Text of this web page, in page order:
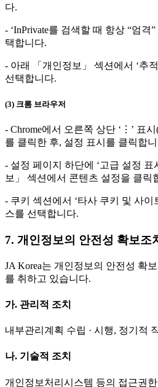
다.
- ‘InPrivate를 검색할 때 항상 “엄격
택합니다.
- 아래 「개인정보」 섹션에서 ‘추
선택합니다.
(3) 크롬 브라우저
- Chrome에서 오른쪽 상단 ‘⋮’ 표
를 클릭한 후, 설정 표시를 클릭합
- 설정 페이지 하단에 ‘고급 설정 표
보」 섹션에서 콘텐츠 설정을 클릭
- 쿠키 섹션에서 ‘타사 쿠키 및 사이
스를 선택합니다.
7. 개인정보의 안전성 확보조
JA Korea는 개인정보의 안전성 확
를 취하고 있습니다.
가. 관리적 조치
내부관리계획 수립 · 시행, 정기적
나. 기술적 조치
개인정보처리시스템 등의 접근권